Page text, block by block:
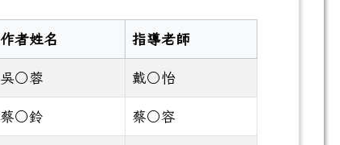
作者姓名 指導老師
吳○蓉 戴○怡
蔡○鈴 蔡○容